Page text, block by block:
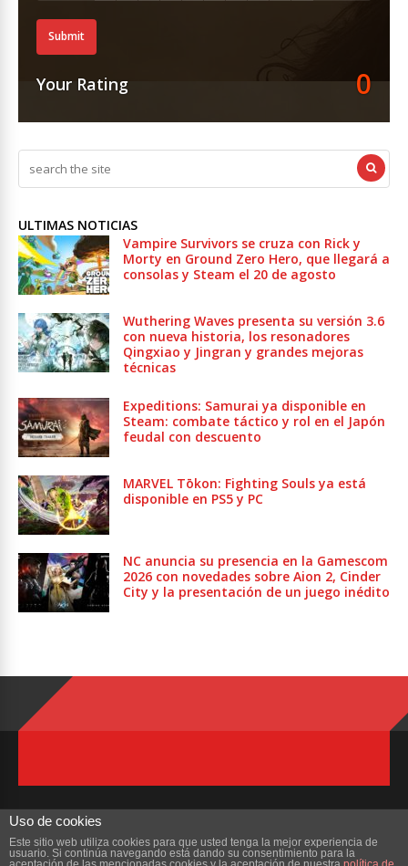
Submit
Your Rating 0
ULTIMAS NOTICIAS
Vampire Survivors se cruza con Rick y
Morty en Ground Zero Hero, que llegará a
consolas y Steam el 20 de agosto
Wuthering Waves presenta su versión 3.6
con nueva historia, los resonadores
Qingxiao y Jingran y grandes mejoras
técnicas
Expeditions: Samurai ya disponible en
Steam: combate táctico y rol en el Japón
feudal con descuento
MARVEL Tōkon: Fighting Souls ya está
disponible en PS5 y PC
NC anuncia su presencia en la Gamescom
2026 con novedades sobre Aion 2, Cinder
City y la presentación de un juego inédito
Copyright © 2023 ZonaMMORPG.com. Todos los derechos reservados
Uso de cookies
Este sitio web utiliza cookies para que usted tenga la mejor experiencia de
usuario. Si continúa navegando está dando su consentimiento para la